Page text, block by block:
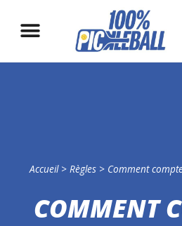
Accueil> Règles> Comment
COMMENT